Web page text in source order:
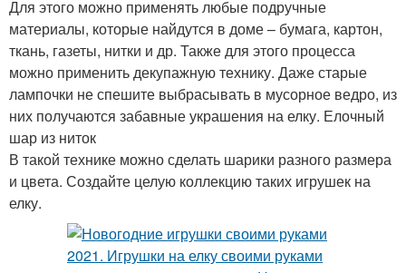
Для этого можно применять любые подручные
материалы, которые найдутся в доме – бумага, картон,
ткань, газеты, нитки и др. Также для этого процесса
можно применить декупажную технику. Даже старые
лампочки не спешите выбрасывать в мусорное ведро, из
них получаются забавные украшения на елку. Елочный
шар из ниток
В такой технике можно сделать шарики разного размера
и цвета. Создайте целую коллекцию таких игрушек на
елку.